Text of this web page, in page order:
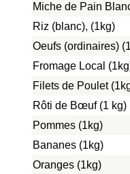
Miche de Pain
Riz (blanc), (1kg)
Oeufs (ordinaires)
Fromage Local
Filets de Poulet
Rôti de Bœuf (1 kg)
Pommes (1kg)
Bananes (1kg)
Oranges (1kg)